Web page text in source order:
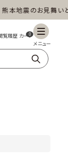
熊本地震のお見舞い
0
水出し茶